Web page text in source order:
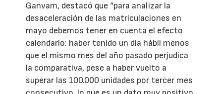
Ganvam, destacó que “para analizar la
desaceleración de las matriculaciones en
mayo debemos tener en cuenta el efecto
calendario: haber tenido un día hábil menos
que el mismo mes del año pasado perjudica
la comparativa, pese a haber vuelto a
superar las 100.000 unidades por tercer mes